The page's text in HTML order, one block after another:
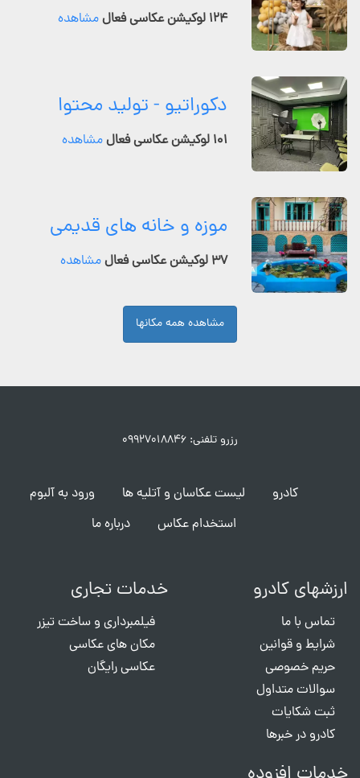
۱۲۴ لوکیشن عکاسی فعال مشاهده
دکوراتیو - تولید محتوا
۱۰۱ لوکیشن عکاسی فعال مشاهده
موزه و خانه های قدیمی
۳۷ لوکیشن عکاسی فعال مشاهده
مشاهده همه مکانها
رزرو تلفنی: ۰۹۹۲۷۰۱۸۸۴۶
کادرو لیست عکاسان و آتلیه ها
ورود به آلبوم
استخدام عکاس
درباره ما
ارزشهای کادرو
تماس با ما
شرایط و قوانین
حریم خصوصی
سوالات متداول
ثبت شکایات
کادرو در خبرها
خدمات تجاری
فیلمبرداری و ساخت تیزر
مکان های عکاسی
عکاسی رایگان